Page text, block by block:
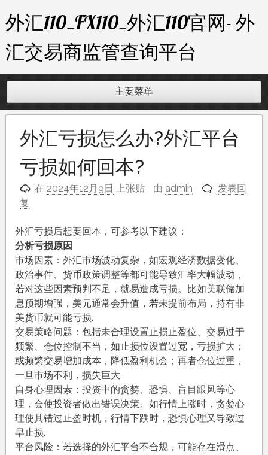
至
内
容
外汇110_FX110_外汇110官网- 外
汇交易商监管查询平台
主要菜单
外汇亏损怎么办?外汇平台
亏损如何回本?
在 2024年12月9日 上张贴 由 admin
发表回
复
外汇亏损后想要回本，可参考以下建议：
分析亏损原因
市场因素：外汇市场波动复杂，如宏观经济数据变化、
政治事件、货币政策调整等都可能导致汇率大幅波动，
若对这些因素预判不足，就易造成亏损。比如美联储加
息预期增强，美元通常会升值，若未提前布局，持有非
美货币就可能亏损.
交易策略问题：包括未合理设置止损止盈位、交易过于
频繁、仓位控制不当，如止损位设置过宽，亏损扩大；
或频繁交易增加成本，降低盈利机会；再者仓位过重，
一旦市场不利，损失巨大.
自身心理因素：投资中的贪婪、恐惧、盲目跟风等心
理，会使投资者做出错误决策。如行情上涨时，贪婪心
理使其错过止盈时机，行情下跌时，恐惧心理又导致过
早止损.
平台风险：若选择的外汇平台不合规，可能存在滑点、